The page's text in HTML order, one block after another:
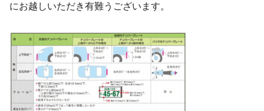
にお越しいただき有難うございます。